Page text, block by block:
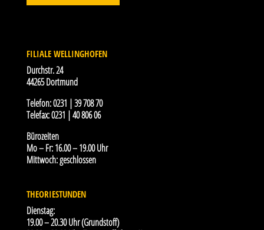
FILIALE WELLINGHOFEN
Durchstr. 24
44265 Dortmund
Telefon:0231 | 39 708 70
Telefax:0231 | 40 806 06
Bürozeiten
Mo – Fr: 16.00 – 19.00 Uhr
Mittwoch: geschlossen
THEORIESTUNDEN
Dienstag:
19.00 – 20.30 Uhr (Grundstoff)